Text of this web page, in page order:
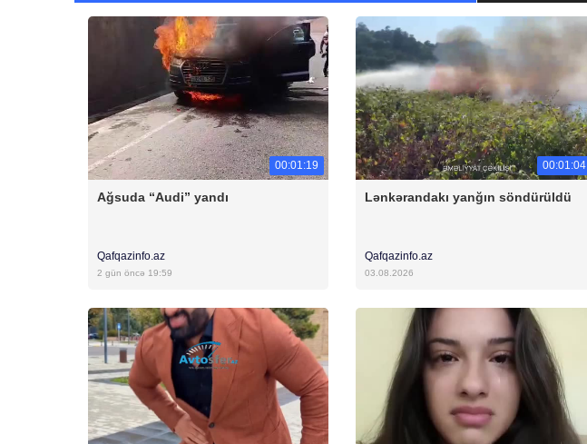
00:01:19
Ağsuda “Audi” yandı
Qafqazinfo.az
2 gün öncə 19:59
00:01:04
Lənkərandakı yanğın söndürüldü
Qafqazinfo.az
03.08.2026